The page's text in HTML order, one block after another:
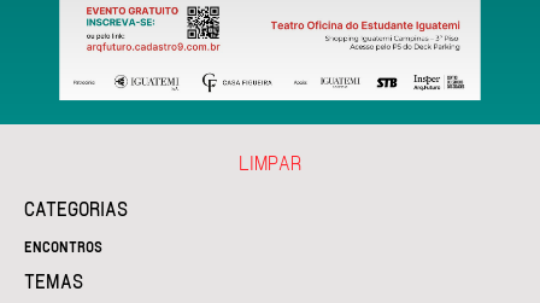
CATEGORIAS
ENCONTROS
TEMAS
LIMPAR